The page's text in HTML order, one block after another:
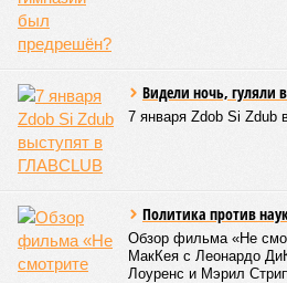
Видели ночь, гуляли
7 января Zdob Si Zdub
Политика против
Обзор фильма «Не
МакКея с Леонардо
Лоуренс и Мэрил